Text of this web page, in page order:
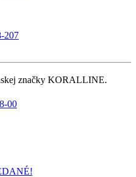
207
značky KORALLINE.